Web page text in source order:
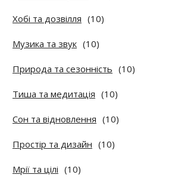
Хобі та дозвілля (10)
Музика та звук (10)
Природа та сезонність (10)
Тиша та медитація (10)
Сон та відновлення (10)
Простір та дизайн (10)
Мрії та цілі (10)